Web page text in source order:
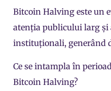
Bitcoin Halving este un
atenția publicului larg
instituționali, generând
Ce se intampla în
Bitcoin Halving?